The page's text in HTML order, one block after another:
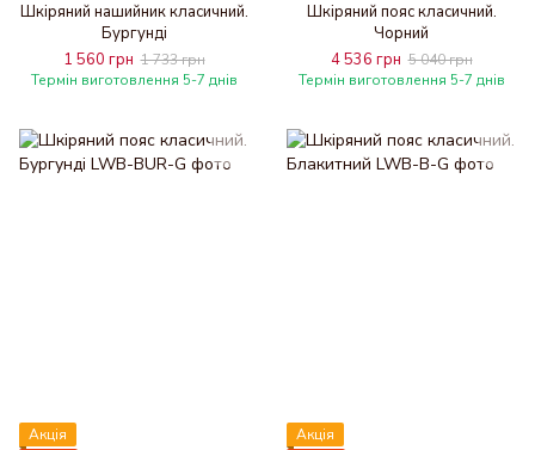
Шкіряний нашийник класичний.
Бургунді
1 560 грн 1 733 грн
Термін виготовлення 5-7 днів
Шкіряний пояс класичний.
Чорний
4 536 грн 5 040 грн
Термін виготовлення 5-7 днів
Акція
Акція